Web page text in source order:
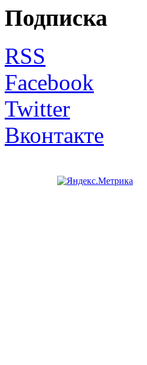
Подписка
RSS
Facebook
Twitter
Вконтакте